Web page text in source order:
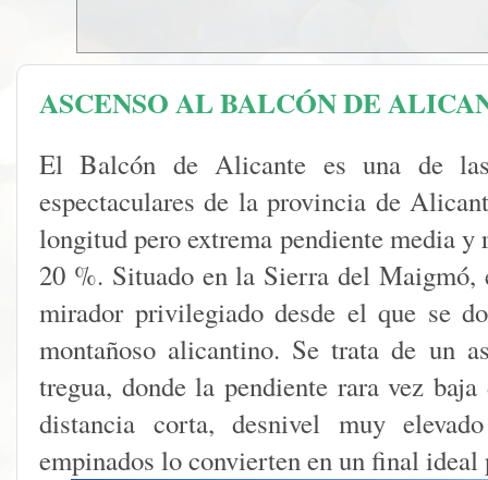
ASCENSO AL BALCÓN DE
El Balcón de Alicante es una de
espectaculares de la provincia de
longitud pero extrema pendiente media y
20 %. Situado en la Sierra del Maigmó,
mirador privilegiado desde el que se
montañoso alicantino. Se trata de un
tregua, donde la pendiente rara vez
distancia corta, desnivel muy
empinados lo convierten en un final ideal